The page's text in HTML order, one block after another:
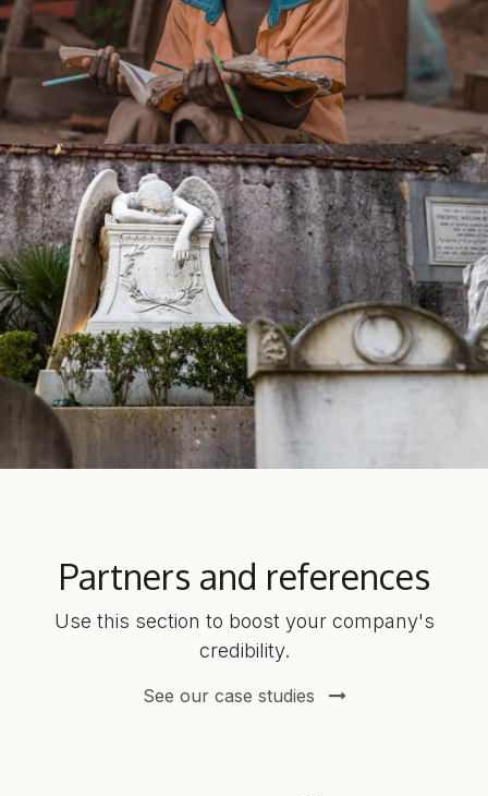
Partners and references
Use this section to boost your company's
credibility.
See our case studies